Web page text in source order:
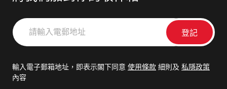
請
輸
郵
輸入電子郵箱地址，即表示閣下同意 使用條款 細則及 私隱政策
內容